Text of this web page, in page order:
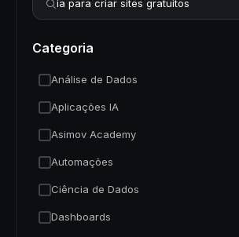
Refinar busca
Categoria
Análise de Dados
Aplicações IA
Asimov Academy
Automações
Ciência de Dados
Dashboards